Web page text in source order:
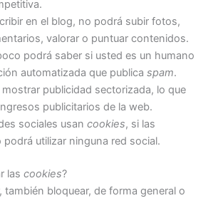
en el blog, no podrá subir fotos,
valorar o puntuar contenidos.
podrá saber si usted es un humano
automatizada que publica spam.
publicidad sectorizada, lo que
publicitarios de la web.
sociales usan cookies, si las
utilizar ninguna red social.
las cookies?
también bloquear, de forma general o